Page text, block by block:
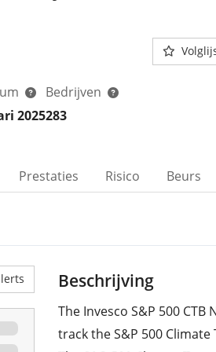
2025
Bedrijven
283
Prestaties Risico Beurs
Beschrijving
The Invesco S&P 500 CTB
track the S&P 500 Climate